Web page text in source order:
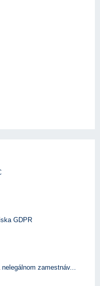
GDPR
zamestnáv...